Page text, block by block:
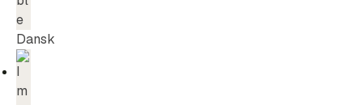
Dansk